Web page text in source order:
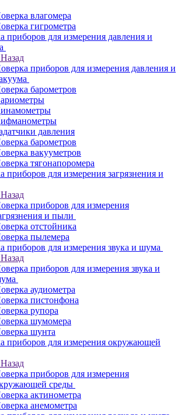
влагомера
гигрометра
приборов для измерения давления и
Назад
приборов для измерения давления и
барометров
давления
барометров
вакууметров
тягонапоромера
приборов для измерения загрязнения и
Назад
приборов для измерения
и пыли
отстойника
пылемера
приборов для измерения звука и шума
Назад
приборов для измерения звука и
аудиометра
пистонфона
рупора
шумомера
шунта
приборов для измерения окружающей
Назад
приборов для измерения
среды
актинометра
анемометра